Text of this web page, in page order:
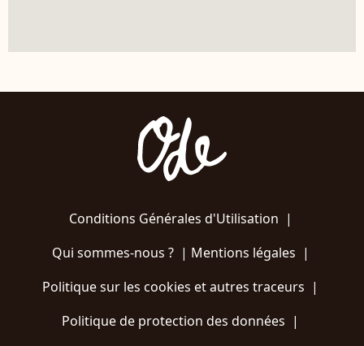
Conditions Générales d'Utilisation |
Qui sommes-nous ?| Mentions légales |
Politique sur les cookies et autres traceurs |
Politique de protection des données |